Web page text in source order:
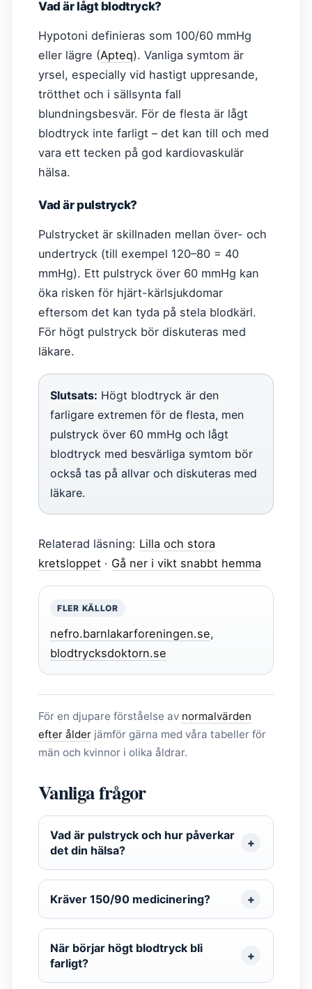
Vad är lågt blodtryck?
Hypotoni definieras som 100/60 mmHg
eller lägre (Apteq). Vanliga symtom är
yrsel, especially vid hastigt uppresande,
trötthet och i sällsynta fall
blundningsbesvär. För de flesta är lågt
blodtryck inte farligt – det kan till och med
vara ett tecken på god kardiovaskulär
hälsa.
Vad är pulstryck?
Pulstrycket är skillnaden mellan över- och
undertryck (till exempel 120–80 = 40
mmHg). Ett pulstryck över 60 mmHg kan
öka risken för hjärt-kärlsjukdomar
eftersom det kan tyda på stela blodkärl.
För högt pulstryck bör diskuteras med
läkare.
Slutsats: Högt blodtryck är den
farligare extremen för de flesta, men
pulstryck över 60 mmHg och lågt
blodtryck med besvärliga symtom bör
också tas på allvar och diskuteras med
läkare.
Relaterad läsning: Lilla och stora
kretsloppet · Gå ner i vikt snabbt hemma
FLER KÄLLOR
nefro.barnlakarforeningen.se,
blodtrycksdoktorn.se
För en djupare förståelse av normalvärden
efter ålder jämför gärna med våra tabeller för
män och kvinnor i olika åldrar.
Vanliga frågor
Vad är pulstryck och hur påverkar
det din hälsa?
Kräver 150/90 medicinering?
När börjar högt blodtryck bli
farligt?